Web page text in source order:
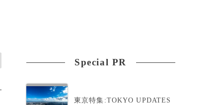
Special PR
東京特集:TOKYO UPDATES